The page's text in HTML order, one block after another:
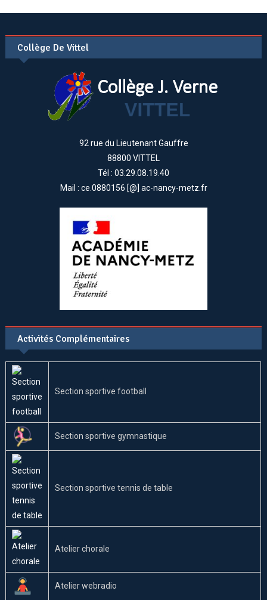
Collège De Vittel
92 rue du Lieutenant Gauffre
88800 VITTEL
Tél : 03.29.08.19.40
Mail : ce.0880156 [@] ac-nancy-metz.fr
Activités Complémentaires
Section sportive football
Section sportive gymnastique
Section sportive tennis de table
Atelier chorale
Atelier webradio